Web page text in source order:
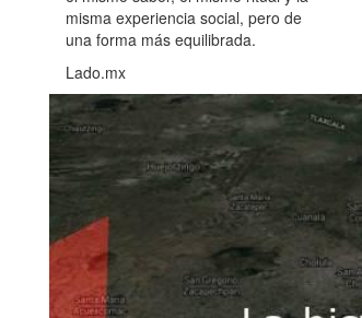
misma experiencia social, pero de
una forma más equilibrada.
Lado.mx